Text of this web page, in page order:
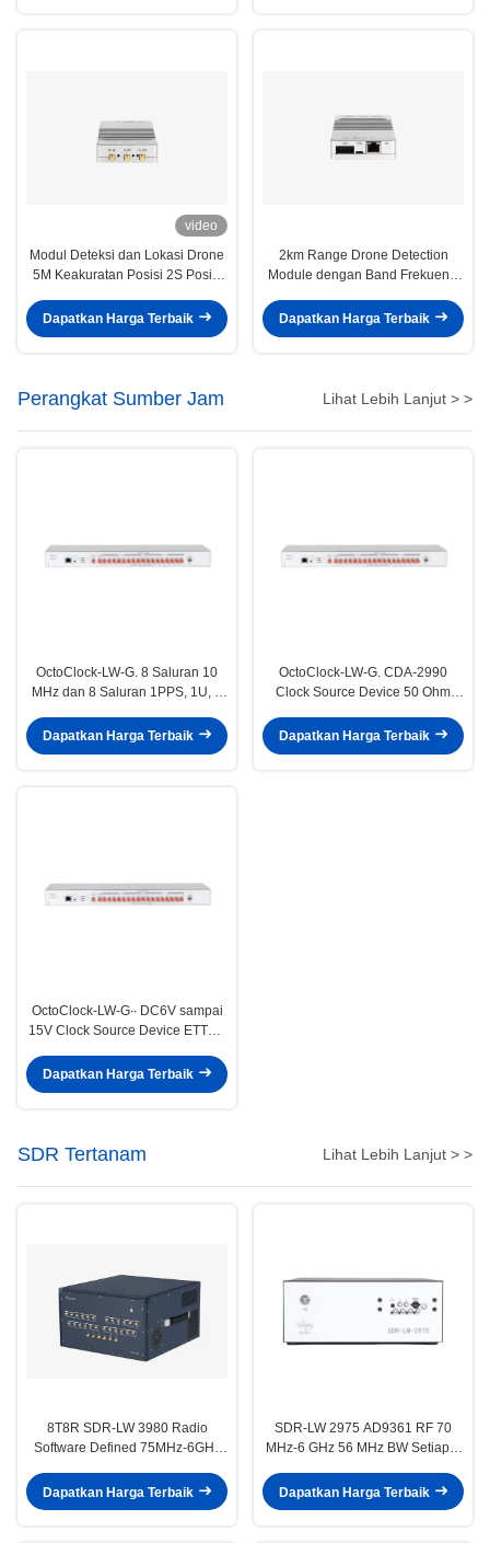
video
Modul Deteksi dan Lokasi Drone
5M Keakuratan Posisi 2S Posisi
Dapatkan Harga Terbaik
2km Range Drone Detection
Module dengan Band Frekuensi
Dapatkan Harga Terbaik
Perangkat Sumber Jam Lihat Lebih Lanjut > >
OctoClock-LW-G. 8 Saluran 10
MHz dan 8 Saluran 1PPS, 1U, 8
Dapatkan Harga Terbaik
OctoClock-LW-G. CDA-2990
Clock Source Device 50 Ohm
Tinggi
Dapatkan Harga Terbaik
OctoClock-LW-G∙∙ DC6V sampai
15V Clock Source Device ETTUS
Dapatkan Harga Terbaik
SDR Tertanam Lihat Lebih Lanjut > >
8T8R SDR-LW 3980 Radio
Software Defined 75MHz-6GHz
Dapatkan Harga Terbaik
SDR-LW 2975 AD9361 RF 70
MHz-6 GHz 56 MHz BW Setiap 2
3.0 i7 Prosesor USRP Integrated
Software Defined Radio Device
Dapatkan Harga Terbaik